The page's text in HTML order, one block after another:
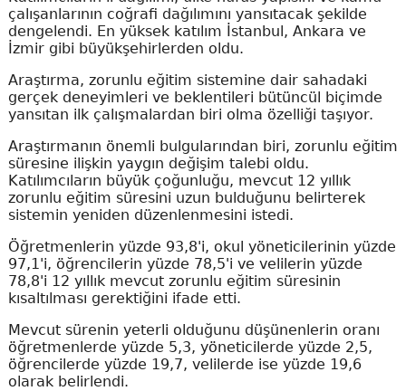
çalışanlarının coğrafi dağılımını yansıtacak şekilde
dengelendi. En yüksek katılım İstanbul, Ankara ve
İzmir gibi büyükşehirlerden oldu.
Araştırma, zorunlu eğitim sistemine dair sahadaki
gerçek deneyimleri ve beklentileri bütüncül biçimde
yansıtan ilk çalışmalardan biri olma özelliği taşıyor.
Araştırmanın önemli bulgularından biri, zorunlu eğitim
süresine ilişkin yaygın değişim talebi oldu.
Katılımcıların büyük çoğunluğu, mevcut 12 yıllık
zorunlu eğitim süresini uzun bulduğunu belirterek
sistemin yeniden düzenlenmesini istedi.
Öğretmenlerin yüzde 93,8'i, okul yöneticilerinin yüzde
97,1'i, öğrencilerin yüzde 78,5'i ve velilerin yüzde
78,8'i 12 yıllık mevcut zorunlu eğitim süresinin
kısaltılması gerektiğini ifade etti.
Mevcut sürenin yeterli olduğunu düşünenlerin oranı
öğretmenlerde yüzde 5,3, yöneticilerde yüzde 2,5,
öğrencilerde yüzde 19,7, velilerde ise yüzde 19,6
olarak belirlendi.